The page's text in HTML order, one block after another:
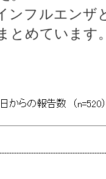
ンフルエンザ
とめています